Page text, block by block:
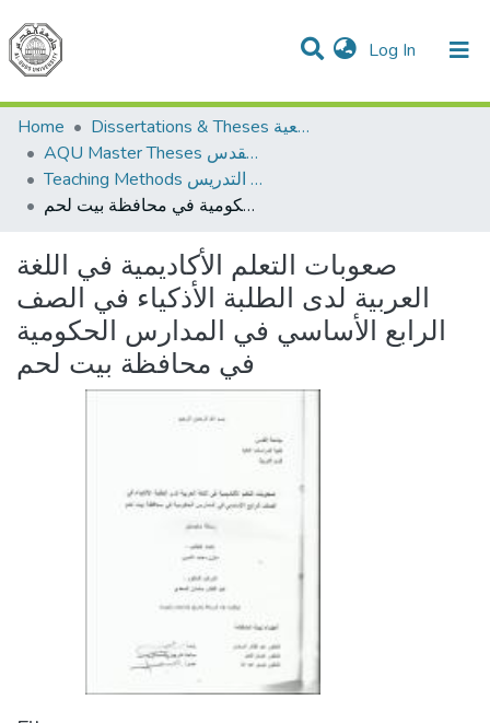
Log In (current)
Communities & Collections
All of DSpace
Home
Dissertations & Theses الرسائل الجامعية
AQU Master Theses الرسائل الجامعية الخاصة بجامعة القدس
Teaching Methods أساليب التدريس
صعوبات التعلم الأكاديمية في اللغة العربية لدى الطلبة الأذكياء في الصف الرابع الأساسي في المدارس الحكومية في محافظة بيت لحم
صعوبات التعلم الأكاديمية في اللغة
العربية لدى الطلبة الأذكياء في الصف
الرابع الأساسي في المدارس الحكومية
في محافظة بيت لحم